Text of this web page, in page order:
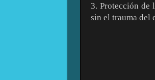
3. Protección de
sin el trauma del